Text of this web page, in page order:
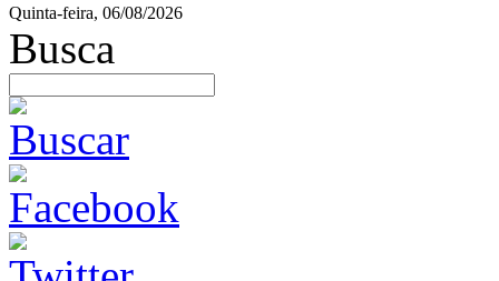
Quinta-feira, 06/08/2026
Busca